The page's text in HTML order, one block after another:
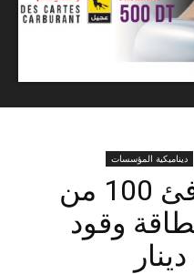
ديناميكية المؤسسات
تأمينات GAT تكافئ 100 من
وقود